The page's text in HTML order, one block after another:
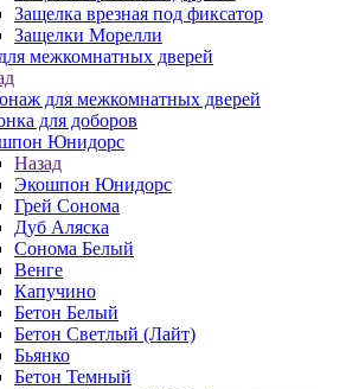
Защелка врезная под фиксатор
Защелки Морелли
межкомнатных дверей
для межкомнатных дверей
для доборов
Юнидорс
Назад
Экошпон Юнидорс
Грей Сонома
Дуб Аляска
Сонома Белый
Венге
Капучино
Бетон Белый
Бетон Светлый (Лайт)
Бьянко
Бетон Темный